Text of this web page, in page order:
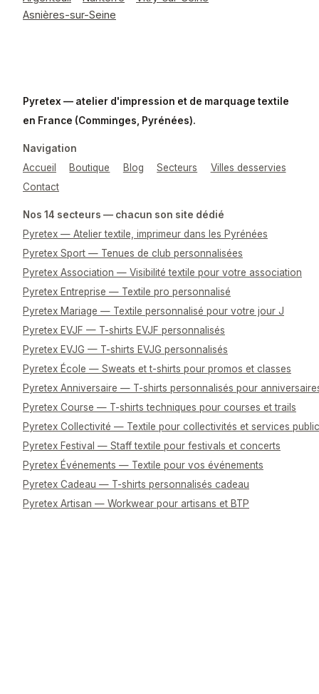
Asnières-sur-Seine
Pyretex — atelier d'impression et de marquage textile
en France (Comminges, Pyrénées).
Navigation
Accueil
Boutique Blog Secteurs
Villes desservies
Contact
Nos 14 secteurs — chacun son site dédié
Pyretex — Atelier textile, imprimeur dans les Pyrénées
Pyretex Sport — Tenues de club personnalisées
Pyretex Association — Visibilité textile pour votre association
Pyretex Entreprise — Textile pro personnalisé
Pyretex Mariage — Textile personnalisé pour votre jour J
Pyretex EVJF — T-shirts EVJF personnalisés
Pyretex EVJG — T-shirts EVJG personnalisés
Pyretex École — Sweats et t-shirts pour promos et classes
Pyretex Anniversaire — T-shirts personnalisés pour
Pyretex Course — T-shirts techniques pour courses et trails
Pyretex Collectivité — Textile pour collectivités et services
Pyretex Festival — Staff textile pour festivals et concerts
Pyretex Événements — Textile pour vos événements
Pyretex Cadeau — T-shirts personnalisés cadeau
Pyretex Artisan — Workwear pour artisans et BTP